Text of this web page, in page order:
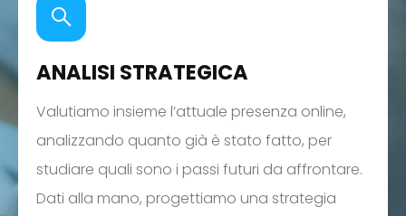
ANALISI STRATEGICA
Valutiamo insieme l’attuale presenza online,
analizzando quanto già è stato fatto, per
studiare quali sono i passi futuri da affrontare.
Dati alla mano, progettiamo una strategia